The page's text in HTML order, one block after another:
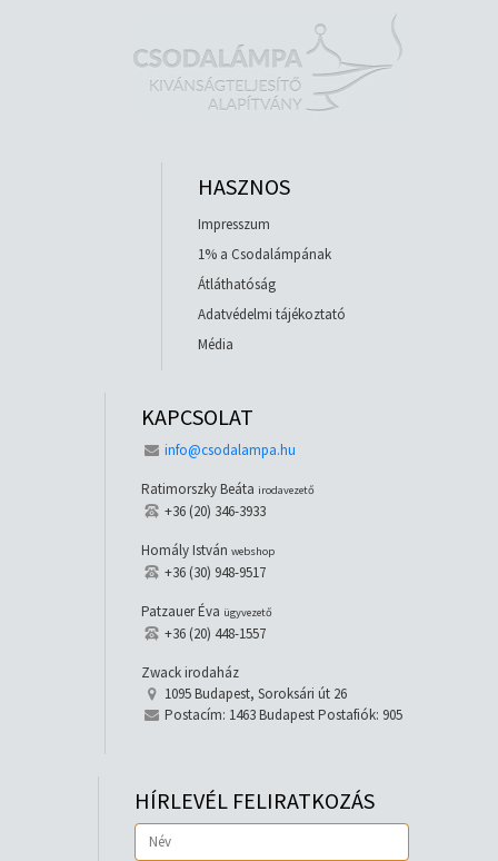
HASZNOS
Impresszum
1% a Csodalámpának
Átláthatóság
Adatvédelmi tájékoztató
Média
KAPCSOLAT
info@csodalampa.hu
Ratimorszky Beáta irodavezető
+36 (20) 346-3933
Homály István webshop
+36 (30) 948-9517
Patzauer Éva ügyvezető
+36 (20) 448-1557
Zwack irodaház
1095 Budapest, Soroksári út 26
Postacím: 1463 Budapest Postafiók: 905
HÍRLEVÉL FELIRATKOZÁS